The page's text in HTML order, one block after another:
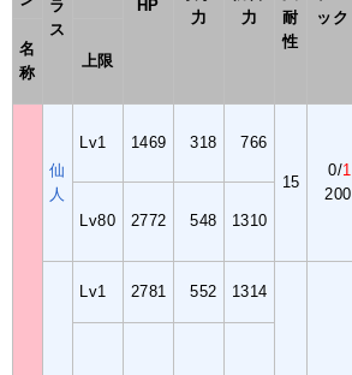
ラ
ス
HP
力
力
耐
性
ック
名
称
上限
仙
人
Lv1 1469 318 766
15
0/1
200
Lv80
2772 548 1310
Lv1 2781 552 1314